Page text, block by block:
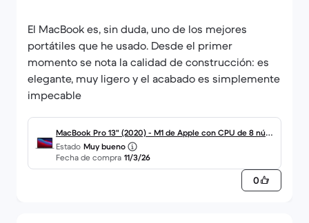
El MacBook es, sin duda, uno de los mejores
portátiles que he usado. Desde el primer
momento se nota la calidad de construcción: es
elegante, muy ligero y el acabado es simplemente
impecable
MacBook Pro 13" (2020) - M1 de Apple con CPU de 8 núcl
eos y GPU de 8 núcleos - 8GB RAM - SSD 256GB - Pantall
a estándar - QWERTY - Español
Estado Muy bueno
Fecha de compra 11/3/26
0